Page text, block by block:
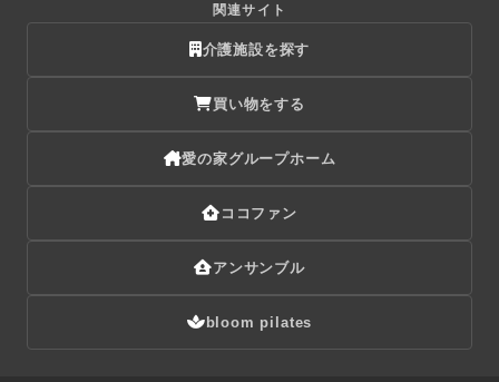
関連サイト
介護施設を探す
買い物をする
愛の家グループホーム
ココファン
アンサンブル
bloom pilates